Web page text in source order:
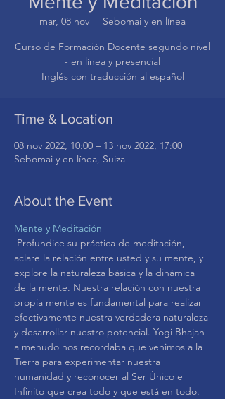
mar, 08 nov
  |
Sebomai y en línea
Curso de Formación Docente segundo nivel
- en línea y presencial
Time & Location
08 nov 2022, 10:00 – 13 nov 2022, 17:00
Sebomai y en línea, Suiza
About the Event
Mente y Meditación
aclare la relación entre usted y su mente, y
explore la naturaleza básica y la dinámica
de la mente. Nuestra relación con nuestra
propia mente es fundamental para realizar
efectivamente nuestra verdadera naturaleza
y desarrollar nuestro potencial. Yogi Bhajan
a menudo nos recordaba que venimos a la
Tierra para experimentar nuestra
humanidad y reconocer al Ser Único e
Infinito que crea todo y que está en todo.